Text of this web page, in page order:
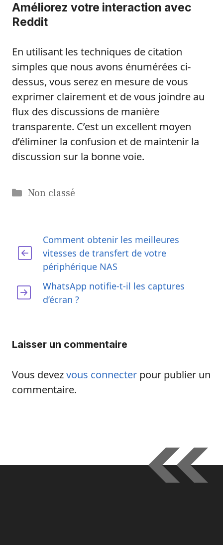
Améliorez votre interaction avec
Reddit
En utilisant les techniques de citation
simples que nous avons énumérées ci-
dessus, vous serez en mesure de vous
exprimer clairement et de vous joindre au
flux des discussions de manière
transparente. C’est un excellent moyen
d’éliminer la confusion et de maintenir la
discussion sur la bonne voie.
Catégories
Non classé
Comment obtenir les meilleures
vitesses de transfert de votre
périphérique NAS
WhatsApp notifie-t-il les captures
d’écran ?
Laisser un commentaire
Vous devezvous connecter pour publier un
commentaire.